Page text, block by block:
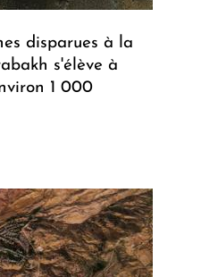
disparues à la
s'élève à
1 000